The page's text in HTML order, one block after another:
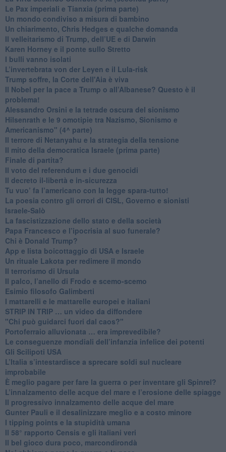
Le Pax imperiali e Tianxia (prima parte)
Un mondo condiviso a misura di bambino
​Un chiarimento, Chris Hedges e qualche domanda
Il velleitarismo di Trump, dell’UE e di Darwin
​Karen Horney e il ponte sullo Stretto
​I bulli vanno isolati
L’invertebrata von der Leyen e il Lula-risk
Trump soffre, la Corte dell'Aia è viva
​Il Nobel per la pace a Trump o all’Albanese? Questo è il
problema!
​Alessandro Orsini e la tetrade oscura del sionismo
​Hilsenrath e le 9 omotipie tra Nazismo, Sionismo e
Americanismo" (4^ parte)
​Il terrore di Netanyahu e la strategia della tensione
Il mito della democratica Israele (prima parte)
​Finale di partita?
​Il voto del referendum e i due genocidi
Il decreto il-libertà e in-sicurezza
Tu vuo’ fa l’americano con la legge spara-tutto!
La poesia contro gli orrori di CISL, Governo e sionisti
Israele-Salò
​La fascistizzazione dello stato e della società
Papa Francesco e l’ipocrisia al suo funerale?
​Chi è Donald Trump?
App e lista boicottaggio di USA e Israele
​Un rituale Lakota per redimere il mondo
Il terrorismo di Ursula
​Il palco, l’anello di Frodo e scemo-scemo
Esimio filosofo Galimberti
​I mattarelli e le mattarelle europei e italiani
​STRIP IN TRIP … un video da diffondere
"Chi può guidarci fuori dal caos?"
​Portoferraio alluvionata … era imprevedibile?
Le conseguenze mondiali dell’infanzia infelice dei potenti
​Gli Scilipoti USA
L’Italia s’intestardisce a sprecare soldi sul nucleare
improbabile
È meglio pagare per fare la guerra o per inventare gli Spinrel?
​L’innalzamento delle acque del mare e l’erosione delle spiagge
​Il progressivo innalzamento delle acque del mare
​Gunter Pauli e il desalinizzare meglio e a costo minore
I tipping points e la stupidità umana
​Il 58° rapporto Censis e gli italiani veri
​Il bel gioco dura poco, marcondirondà